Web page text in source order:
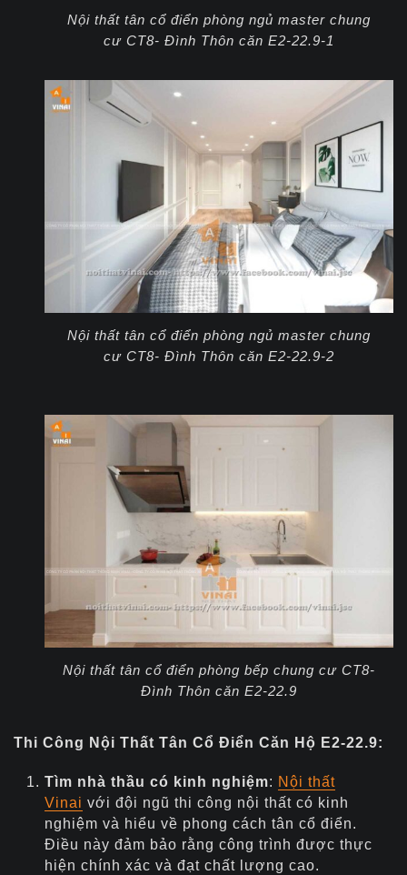
Nội thất tân cổ điển phòng ngủ master chung
cư CT8- Đình Thôn căn E2-22.9-1
Nội thất tân cổ điển phòng ngủ master chung
cư CT8- Đình Thôn căn E2-22.9-2
Nội thất tân cổ điển phòng bếp chung cư CT8-
Đình Thôn căn E2-22.9
Thi Công Nội Thất Tân Cổ Điển Căn Hộ E2-22.9:
Tìm nhà thầu có kinh nghiệm: Nội thất
Vinai với đội ngũ thi công nội thất có kinh
nghiệm và hiểu về phong cách tân cổ điển.
Điều này đảm bảo rằng công trình được thực
hiện chính xác và đạt chất lượng cao.